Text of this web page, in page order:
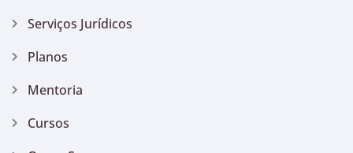
Serviços Jurídicos
Planos
Mentoria
Cursos